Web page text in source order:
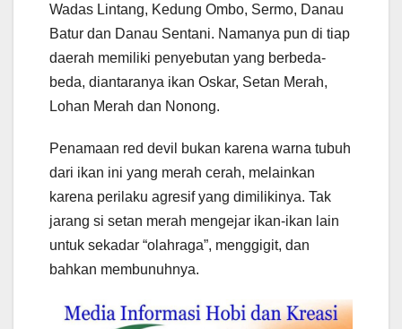
Wadas Lintang, Kedung Ombo, Sermo, Danau
Batur dan Danau Sentani. Namanya pun di tiap
daerah memiliki penyebutan yang berbeda-
beda, diantaranya ikan Oskar, Setan Merah,
Lohan Merah dan Nonong.
Penamaan red devil bukan karena warna tubuh
dari ikan ini yang merah cerah, melainkan
karena perilaku agresif yang dimilikinya. Tak
jarang si setan merah mengejar ikan-ikan lain
untuk sekadar “olahraga”, menggigit, dan
bahkan membunuhnya.